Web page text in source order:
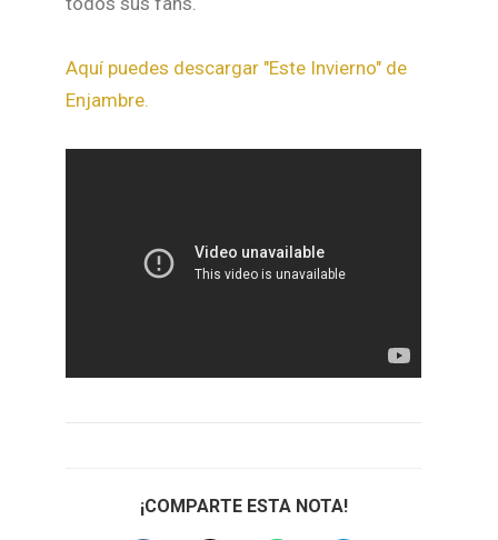
Aquí puedes descargar "Este Invierno" de
Enjambre.
¡COMPARTE ESTA NOTA!